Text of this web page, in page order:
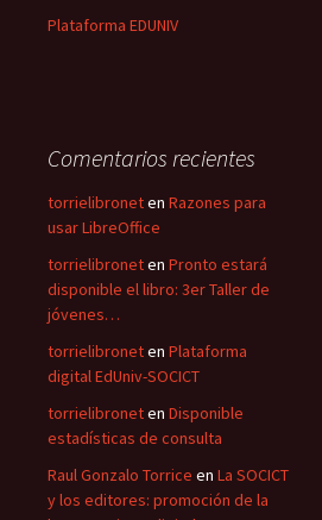
Plataforma EDUNIV
Comentarios recientes
torrielibroneten Razones para
usar LibreOffice
torrielibroneten Pronto estará
disponible el libro: 3er Taller de
jóvenes…
torrielibroneten Plataforma
digital EdUniv-SOCICT
torrielibroneten Disponible
estadísticas de consulta
Raul Gonzalo Torrice en La SOCICT
y los editores: promoción de la